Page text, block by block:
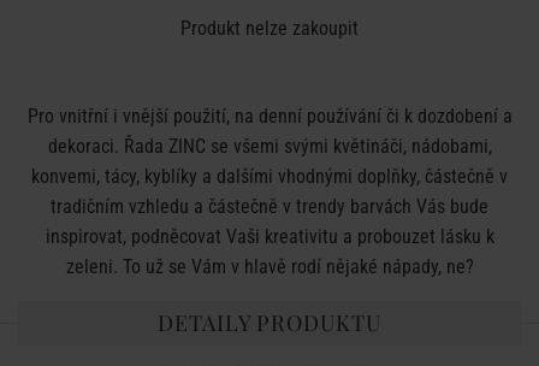
Produkt nelze zakoupit
Pro vnitřní i vnější použití, na denní používání či k dozdobení a
dekoraci. Řada ZINC se všemi svými květináči, nádobami,
konvemi, tácy, kyblíky a dalšími vhodnými doplňky, částečně v
tradičním vzhledu a částečně v trendy barvách Vás bude
inspirovat, podněcovat Vaši kreativitu a probouzet lásku k
zeleni. To už se Vám v hlavě rodí nějaké nápady, ne?
DETAILY PRODUKTU